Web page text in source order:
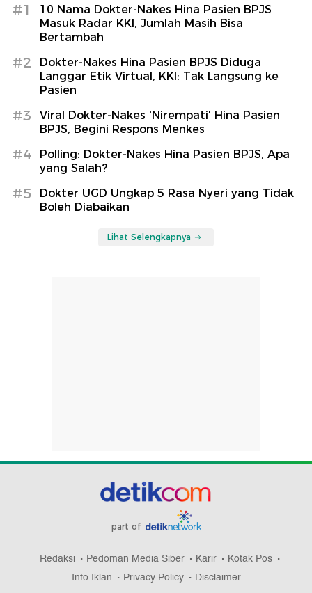
#1
10 Nama Dokter-Nakes Hina Pasien BPJS
Masuk Radar KKI, Jumlah Masih Bisa
Bertambah
#2
Dokter-Nakes Hina Pasien BPJS Diduga
Langgar Etik Virtual, KKI: Tak Langsung ke
Pasien
#3
Viral Dokter-Nakes 'Nirempati' Hina Pasien
BPJS, Begini Respons Menkes
#4
Polling: Dokter-Nakes Hina Pasien BPJS, Apa
yang Salah?
#5
Dokter UGD Ungkap 5 Rasa Nyeri yang Tidak
Boleh Diabaikan
Lihat Selengkapnya
part of
Redaksi Pedoman Media Siber Karir
Kotak Pos
Info Iklan
Privacy Policy Disclaimer